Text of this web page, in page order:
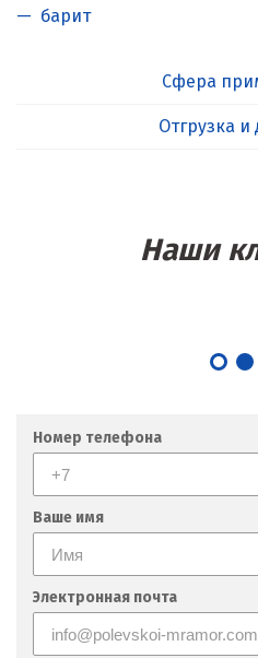
барит
Сфера
Отгрузка и
Наши
Номер телефона
Ваше имя
Электронная почта